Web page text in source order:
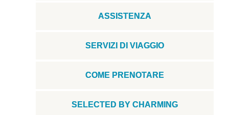
ASSISTENZA
SERVIZI DI VIAGGIO
COME PRENOTARE
SELECTED BY CHARMING